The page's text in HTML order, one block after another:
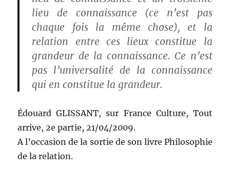
lieu de connaissance (ce n’est pas
chaque fois la même chose), et la
relation entre ces lieux constitue la
grandeur de la connaissance. Ce n’est
pas l’universalité de la connaissance
qui en constitue la grandeur.
Édouard GLISSANT, sur France Culture, Tout
arrive, 2e partie, 21/04/2009.
A l’occasion de la sortie de son livre Philosophie
de la relation.